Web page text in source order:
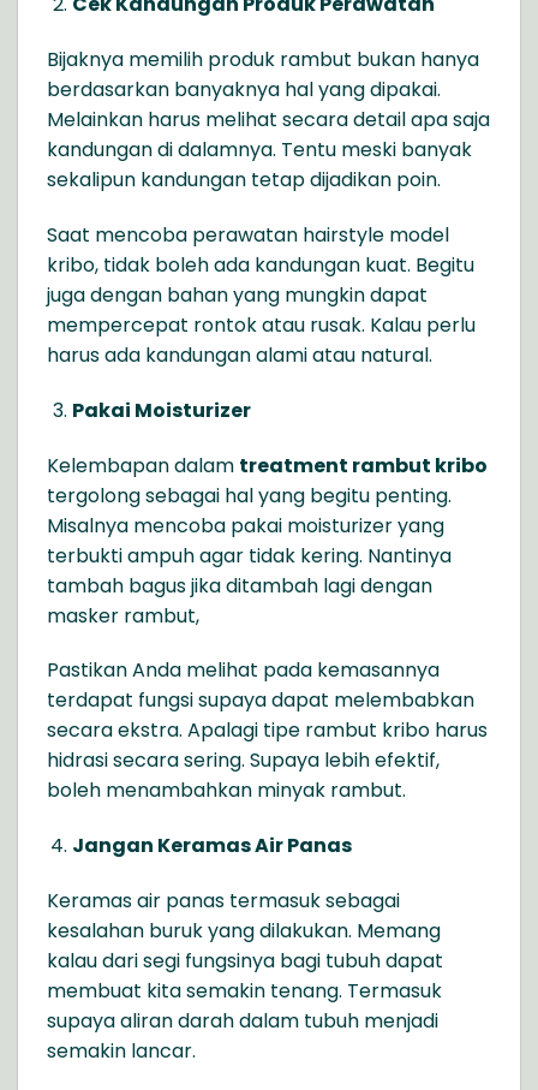
Bijaknya memilih produk rambut bukan hanya
berdasarkan banyaknya hal yang dipakai.
Melainkan harus melihat secara detail apa saja
kandungan di dalamnya. Tentu meski banyak
sekalipun kandungan tetap dijadikan poin.
Saat mencoba perawatan hairstyle model
kribo, tidak boleh ada kandungan kuat. Begitu
juga dengan bahan yang mungkin dapat
mempercepat rontok atau rusak. Kalau perlu
harus ada kandungan alami atau natural.
Pakai Moisturizer
Kelembapan dalam treatment rambut kribo
tergolong sebagai hal yang begitu penting.
Misalnya mencoba pakai moisturizer yang
terbukti ampuh agar tidak kering. Nantinya
tambah bagus jika ditambah lagi dengan
masker rambut,
Pastikan Anda melihat pada kemasannya
terdapat fungsi supaya dapat melembabkan
secara ekstra. Apalagi tipe rambut kribo harus
hidrasi secara sering. Supaya lebih efektif,
boleh menambahkan minyak rambut.
Jangan Keramas Air Panas
Keramas air panas termasuk sebagai
kesalahan buruk yang dilakukan. Memang
kalau dari segi fungsinya bagi tubuh dapat
membuat kita semakin tenang. Termasuk
supaya aliran darah dalam tubuh menjadi
semakin lancar.